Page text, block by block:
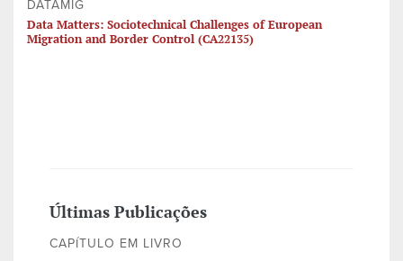
DATAMIG
Data Matters: Sociotechnical Challenges of European
Migration and Border Control (CA22135)
Últimas Publicações
CAPÍTULO EM LIVRO